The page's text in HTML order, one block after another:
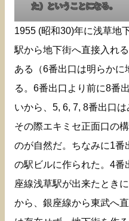
た）ということになる。
1955 (昭和30)年に浅草地
駅から地下街へ直接入れ
ある（6番出口は明らかに
る。6番出口より前に8番
いから、5, 6, 7, 8番出口
その際エキミセ正面口の
のが自然だ。ちなみに1番
の駅ビルに作られた。4番
座線浅草駅が出来たとき
から、銀座線から東武へ